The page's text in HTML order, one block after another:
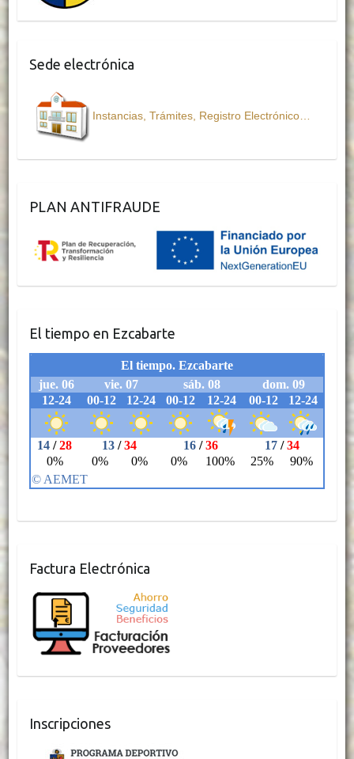
Sede electrónica
Instancias, Trámites, Registro Electrónico…
PLAN ANTIFRAUDE
El tiempo en Ezcabarte
Factura Electrónica
Inscripciones